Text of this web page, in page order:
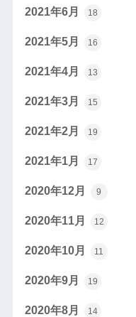
2021年6月 18
2021年5月 16
2021年4月 13
2021年3月 15
2021年2月 19
2021年1月 17
2020年12月 9
2020年11月 12
2020年10月 11
2020年9月 19
2020年8月 14